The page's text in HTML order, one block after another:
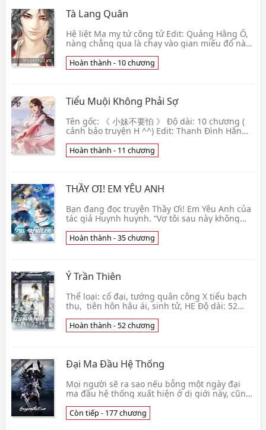
Tà Lang Quân
Hệ liệt Ma mỵ tứ công tử Edit: Quảng Hằng Ô,
nàng chẳng qua là chạy vào gian miếu đổ này
nhân đáng 👦 Lâm Uyển Du
Hoàn thành - 10 chương
Tiểu Muội Không Phải Sợ
Tên gốc: 《 小妹不要怕 》 Độ dài: 10 chương (
cảnh bảo truyện H ^^) Edit: Thanh Đình Hắn
này thích kh👦 Nguyên Viện
Hoàn thành - 11 chương
THẦY ƠI! EM YÊU ANH
Bạn đang đọc truyện Thầy Ơi! Em Yêu Anh của
tác giả Huynh huynh. “Vợ tôi sau này không
được.”👦 Huynh huynh
Hoàn thành - 35 chương
Ý Trần Thiên
Thể loại: cổ đại, tướng quân công X tiểu bạch
thụ, tiên hôn hậu ái, sinh tử, HE Độ dài: 52
Bet👦 88AKI
Hoàn thành - 52 chương
Đại Ma Đầu Hệ Thống
Mọi người sẽ ra sao nếu bỗng một ngày đại
ma đầu hệ thống xuất hiện ở dị giới này, cũng
sinh lin👦 Acma11
Còn tiếp - 177 chương